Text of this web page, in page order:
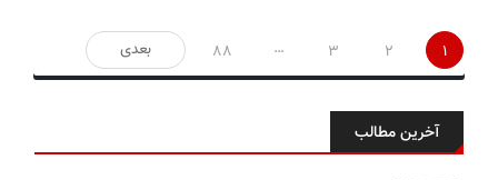
صفحه‌بندی
نوشته‌ها
1
2
3
…
88 بعدی
آخرین مطالب